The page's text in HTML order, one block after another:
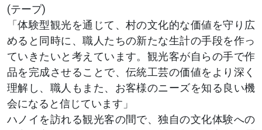
(テープ)
「体験型観光を通じて、村の文化的な価値を守り広
めると同時に、職人たちの新たな生計の手段を作っ
ていきたいと考えています。観光客が自らの手で作
品を完成させることで、伝統工芸の価値をより深く
理解し、職人もまた、お客様のニーズを知る良い機
会になると信じています」
ハノイを訪れる観光客の間で、独自の文化体験への